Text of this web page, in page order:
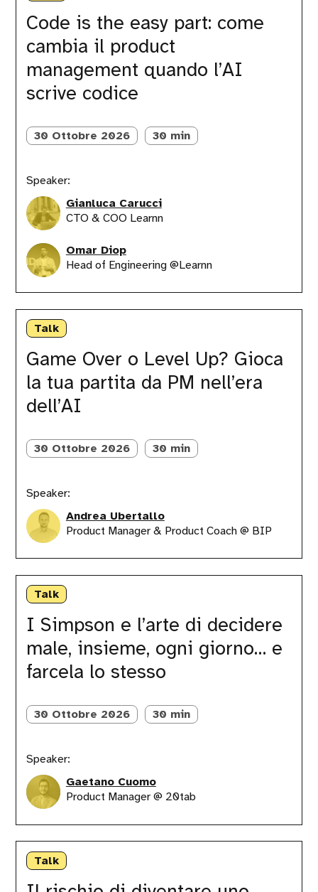
Code is the easy part: come
cambia il product
management quando l’AI
scrive codice
easy
part:
come
cambia
management
scrive30 Ottobre 2026 30 min
Speaker:
Gianluca Carucci
CTO & COO Learnn
Omar Diop
Head of Engineering @Learnn
Talk
Game Over o Level Up? Gioca
la tua partita da PM nell’era
dell’AI
Game
Over
Level
Up?
Gioca
30 Ottobre 2026 30 min
Speaker:
Andrea Ubertallo
Product Manager & Product Coach @ BIP
Talk
I Simpson e l’arte di decidere
male, insieme, ogni giorno… e
farcela lo stesso
Simpson
l’arte
decidere
insieme,
giorno…
stesso
30 Ottobre 2026 30 min
Speaker:
Gaetano Cuomo
Product Manager @ 20tab
Talk
Il
rischio
diventare